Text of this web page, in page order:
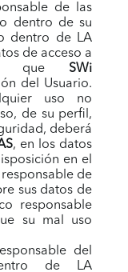
de las
dentro de su
dentro de LA
de acceso a
que SWi
del Usuario.
uso no
de su perfil,
deberá
, en los datos
en el
de
sus datos de
responsable
su mal uso
del
de LA